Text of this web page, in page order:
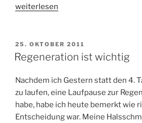
„Schnupfen
Wettkampf
wieder
weiterlesen
VERÖFFENTLICHT
AM
25. OKTOBER 2011
Regeneration ist wichtig
Nachdem ich Gestern statt den 4.
zu laufen, eine Laufpause zur
habe, habe ich heute bemerkt wie
Entscheidung war. Meine